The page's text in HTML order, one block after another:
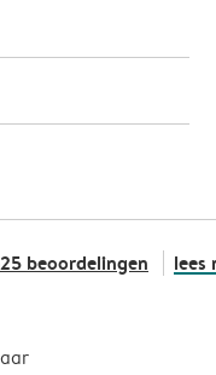
beoordelingen lees